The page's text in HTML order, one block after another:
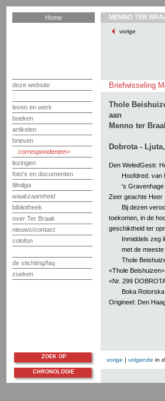
Home
deze website
leven en werk
boeken
artikelen
brieven
correspondenten
lezingen
foto's en documenten
filmliga
waakzaamheid
bibliotheek
over Ter Braak
nieuws/contact
colofon
de stichting/faq
zoeken
MENNO TER
vorige
Briefwisseling
Thole
aan
Menno ter
Dobrota -
Den WeledGestr.
Hoofdred. van
's Gravenhage
Zeer geachte Heer
Bij dezen
toekomen, in de
geschiktheid ter
Inmiddels zeg
met de
Thole
<Thole Beishuizen>
<Nr. 299
Boka
Origineel: Den
vorige | volgende in
ZOEK OP
CHRONOLOGIE